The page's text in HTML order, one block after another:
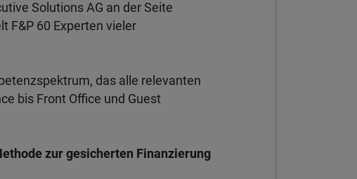
Solutions AG an der Seite
F&P 60 Experten vieler
das alle relevanten
bis Front Office und Guest
zur gesicherten Finanzierung